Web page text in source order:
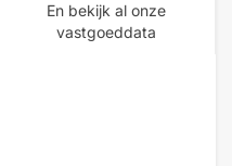
En bekijk al onze
vastgoeddata